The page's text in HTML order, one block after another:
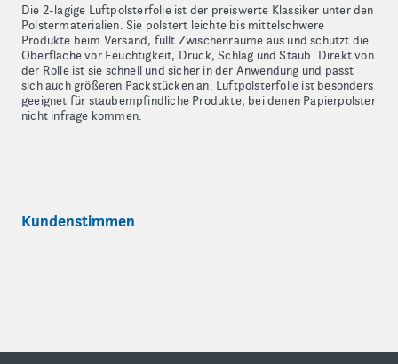
Die 2-lagige Luftpolsterfolie ist der preiswerte Klassiker unter den
Polstermaterialien. Sie polstert leichte bis mittelschwere
Produkte beim Versand, füllt Zwischenräume aus und schützt die
Oberfläche vor Feuchtigkeit, Druck, Schlag und Staub. Direkt von
der Rolle ist sie schnell und sicher in der Anwendung und passt
sich auch größeren Packstücken an. Luftpolsterfolie ist besonders
geeignet für staubempfindliche Produkte, bei denen Papierpolster
nicht infrage kommen.
Kundenstimmen